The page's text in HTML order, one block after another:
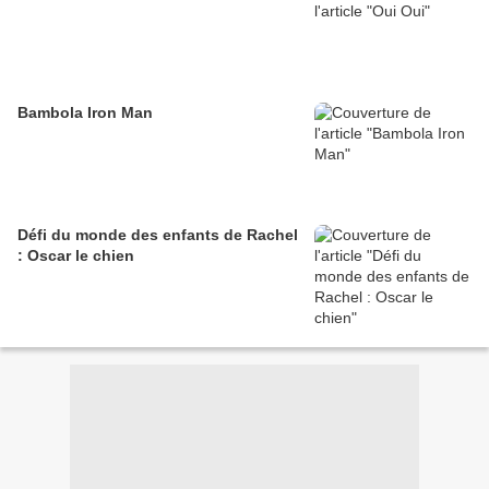
Bambola Iron Man
Défi du monde des enfants de Rachel
: Oscar le chien